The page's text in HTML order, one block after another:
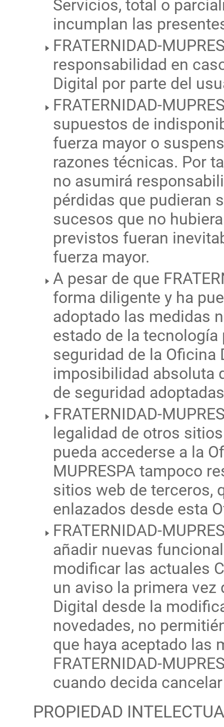
Servicios, total o
incumplan las
FRATERNIDAD-
responsabilidad en
Digital por parte del
FRATERNIDAD-
supuestos de
fuerza mayor o
razones técnicas. Por
no asumirá
pérdidas que pudieran
sucesos que no
previstos fueran
fuerza mayor.
A pesar de que
forma diligente y ha
adoptado las medidas
estado de la
seguridad de la Oficina
imposibilidad absoluta
de seguridad
FRATERNIDAD-
legalidad de otros
pueda accederse a la
MUPRESPA tampoco
sitios web de terceros,
enlazados desde esta
FRATERNIDAD-
añadir nuevas
modificar las actuales
un aviso la primera
Digital desde la
novedades, no
que haya aceptado las
FRATERNIDAD-
cuando decida
PROPIEDAD